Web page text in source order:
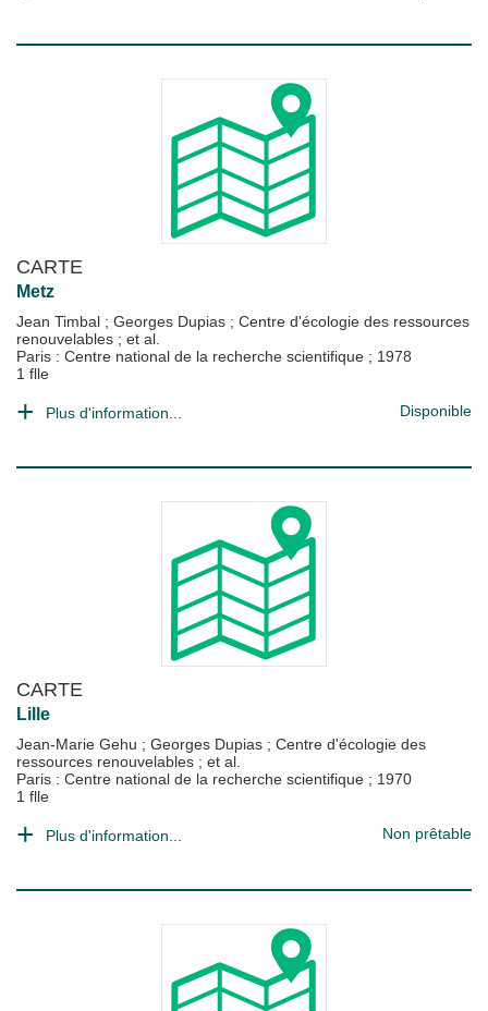
CARTE
Metz
Jean Timbal ; Georges Dupias ; Centre d'écologie des ressources
renouvelables ; et al.
Paris : Centre national de la recherche scientifique ; 1978
1 flle
Plus d'information... Disponible
CARTE
Lille
Jean-Marie Gehu ; Georges Dupias ; Centre d'écologie des
ressources renouvelables ; et al.
Paris : Centre national de la recherche scientifique ; 1970
1 flle
Plus d'information... Non prêtable